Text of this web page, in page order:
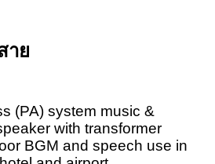
าย
(PA) system music &
with transformer
BGM and speech use in